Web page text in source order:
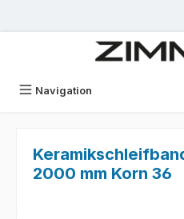
Navigation
2000 mm Korn 36